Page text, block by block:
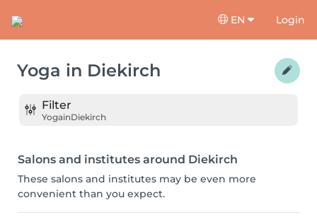
EN Login
Yoga in Diekirch
Filter
YogainDiekirch
Salons and institutes around Diekirch
These salons and institutes may be even more
convenient than you expect.